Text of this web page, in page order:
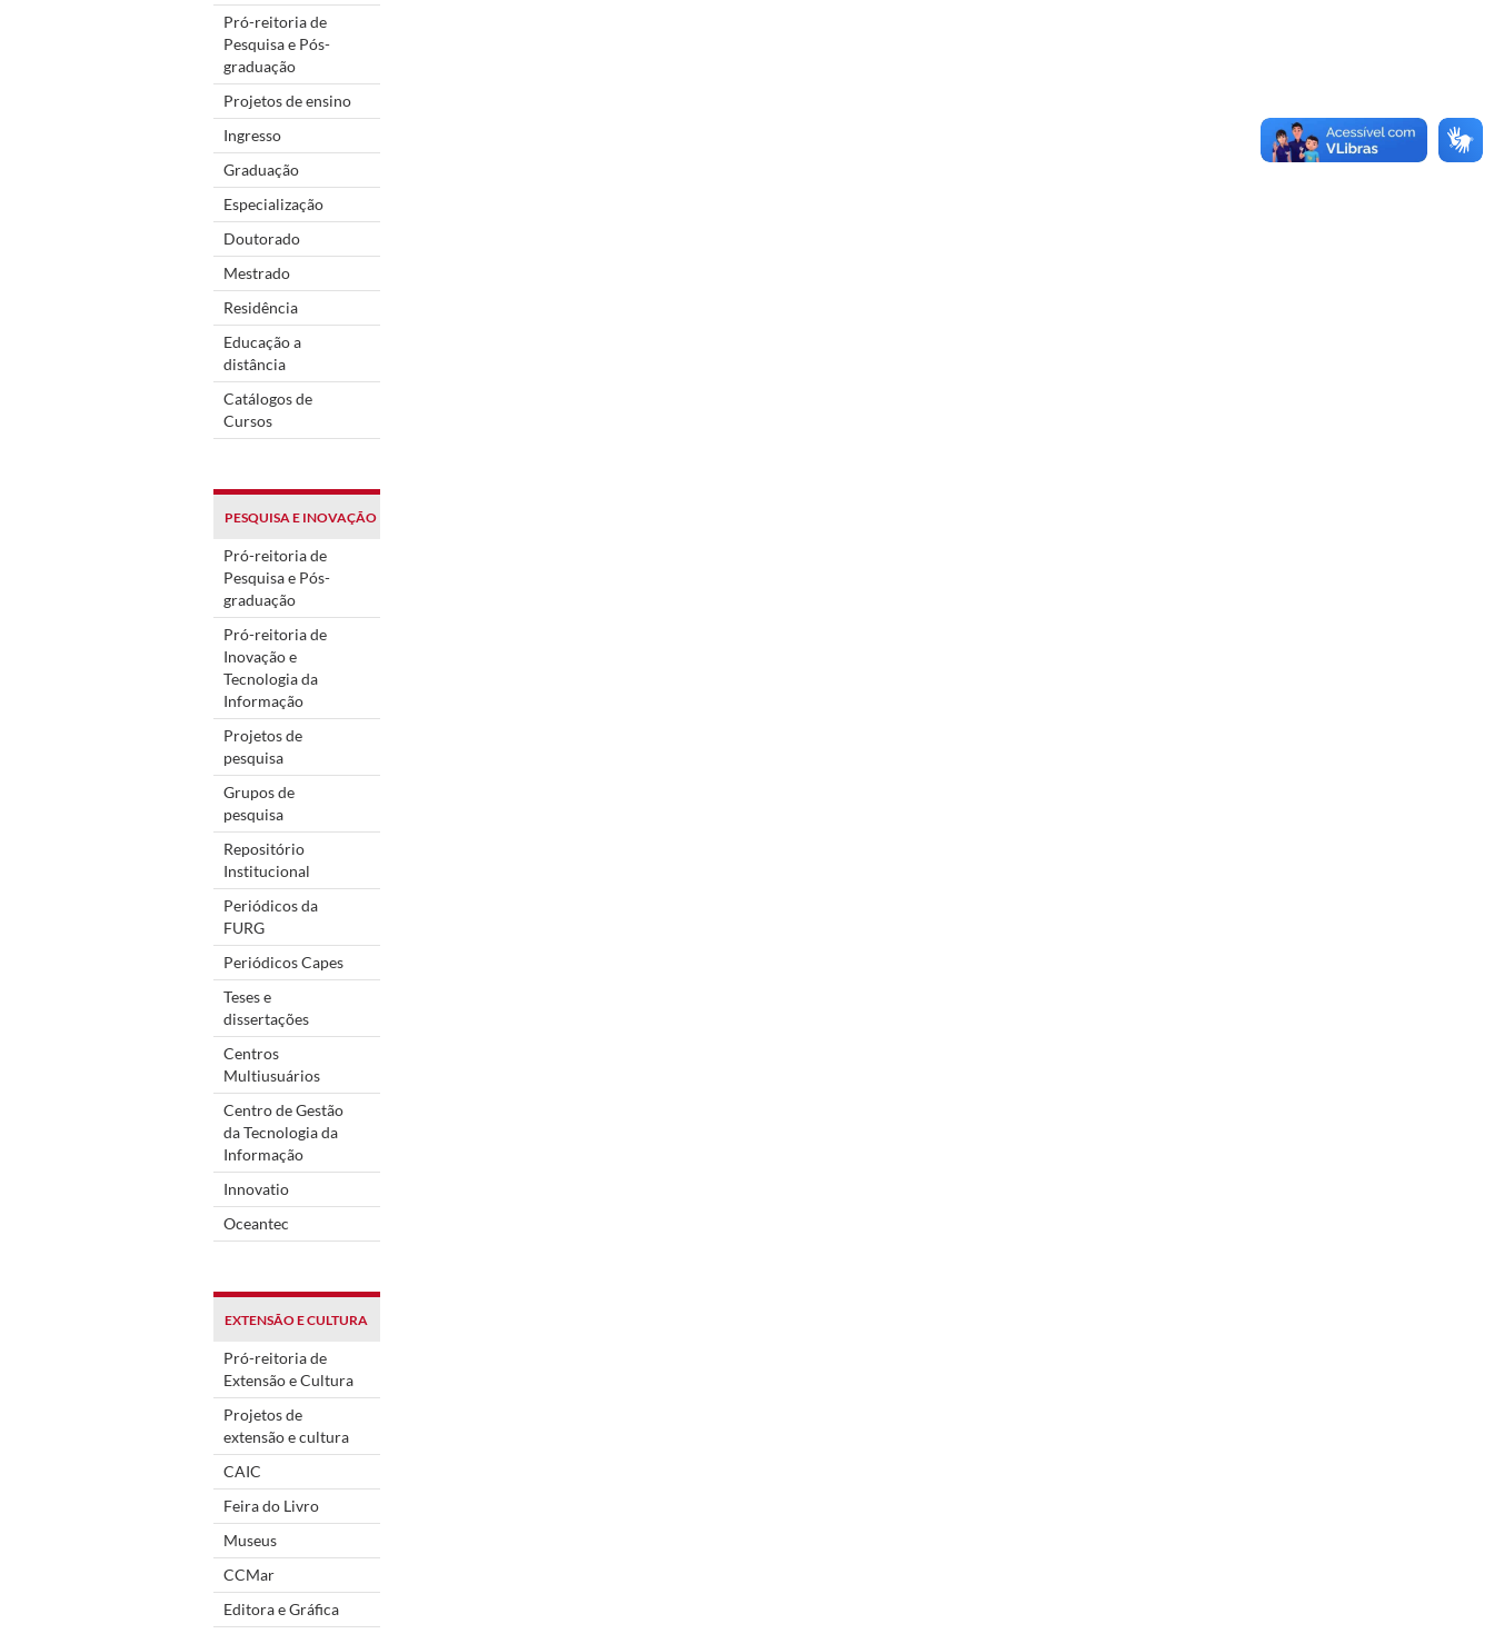
Pró-reitoria de
Pesquisa e Pós-
graduação
Projetos de ensino
Ingresso
Graduação
Especialização
Doutorado
Mestrado
Residência
Educação a
distância
Catálogos de
Cursos
PESQUISA E INOVAÇÃO
Pró-reitoria de
Pesquisa e Pós-
graduação
Pró-reitoria de
Inovação e
Tecnologia da
Informação
Projetos de
pesquisa
Grupos de
pesquisa
Repositório
Institucional
Periódicos da
FURG
Periódicos Capes
Teses e
dissertações
Centros
Multiusuários
Centro de Gestão
da Tecnologia da
Informação
Innovatio
Oceantec
EXTENSÃO E CULTURA
Pró-reitoria de
Extensão e Cultura
Projetos de
extensão e cultura
CAIC
Feira do Livro
Museus
CCMar
Editora e Gráfica